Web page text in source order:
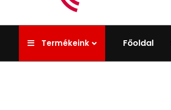
Termékeink Főoldal